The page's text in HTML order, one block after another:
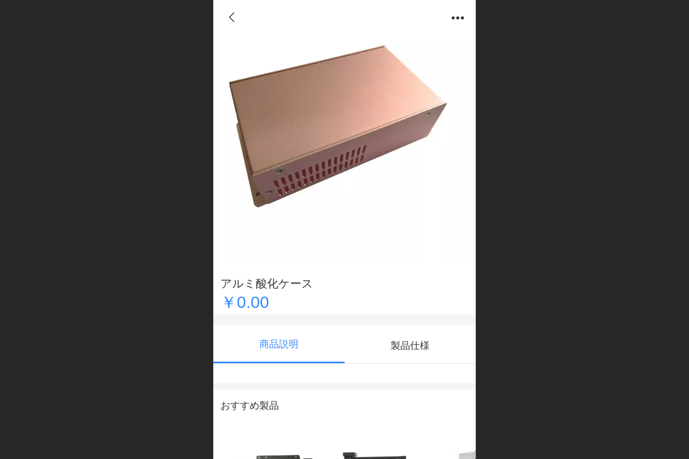
アルミ酸化ケース
￥0.00
商品説明 製品仕様
おすすめ製品